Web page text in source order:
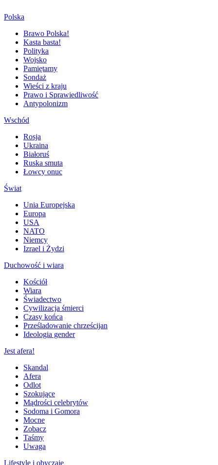
Polska
Brawo Polska!
Kasta basta!
Polityka
Wojsko
Pamiętamy
Sondaż
Wieści z kraju
Prawo i Sprawiedliwość
Antypolonizm
Wschód
Rosja
Ukraina
Białoruś
Ruska smuta
Łowcy onuc
Świat
Unia Europejska
Europa
USA
NATO
Niemcy
Izrael i Żydzi
Duchowość i wiara
Kościół
Wiara
Świadectwo
Cywilizacja śmierci
Czasy końca
Prześladowanie chrześcijan
Ideologia gender
Jest afera!
Skandal
Afera
Odlot
Szokujące
Mądrości celebrytów
Sodoma i Gomora
Mocne
Zobacz
Taśmy
Uwaga
Lifestyle i obyczaje